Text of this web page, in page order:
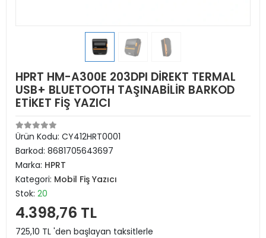
HPRT HM-A300E 203DPI DİREKT TERMAL
USB+ BLUETOOTH TAŞINABİLİR BARKOD
ETİKET FİŞ YAZICI
Ürün Kodu: CY412HRT0001
Barkod: 8681705643697
Marka: HPRT
Kategori: Mobil Fiş Yazıcı
Stok: 20
4.398,76 TL
725,10 TL 'den başlayan taksitlerle